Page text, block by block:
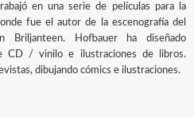
en una serie de películas para la
fue el autor de la escenografía del
Briljanteen. Hofbauer ha diseñado
CD / vinilo e ilustraciones de libros.
dibujando cómics e ilustraciones.